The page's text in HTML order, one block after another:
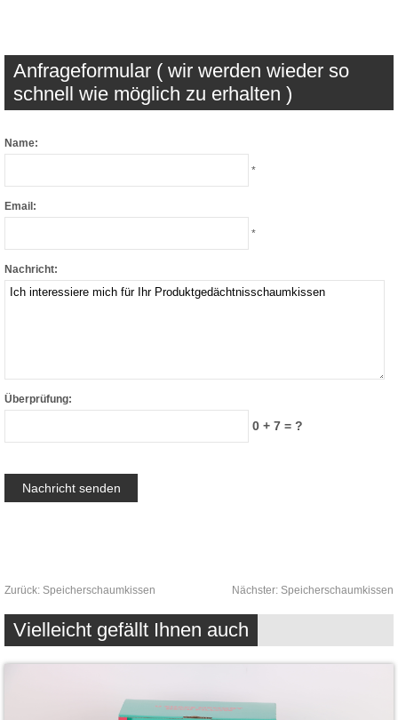
Anfrageformular ( wir werden wieder so
schnell wie möglich zu erhalten )
Name:
*
Email:
*
Nachricht:
Überprüfung:
0 + 7 = ?
Zurück: Speicherschaumkissen Nächster: Speicherschaumkissen
Vielleicht gefällt Ihnen auch